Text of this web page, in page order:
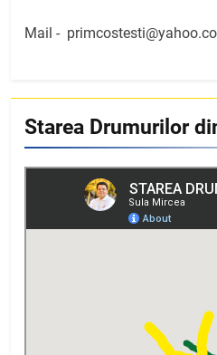
Mail -
Starea Drumurilor